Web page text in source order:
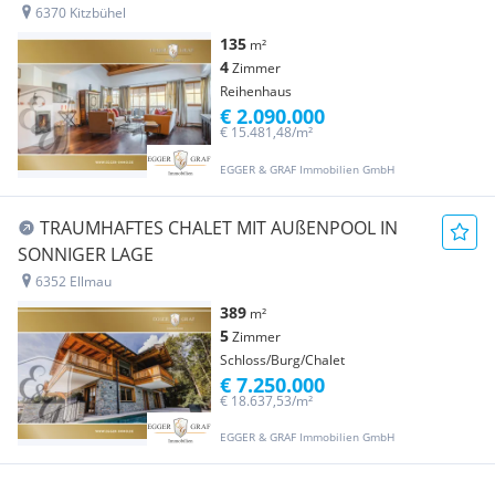
6370 Kitzbühel
135 m²
4Zimmer
Reihenhaus
EGGER & GRAF Immobilien GmbH
€ 15.481,48/m²
€ 2.090.000
TRAUMHAFTES CHALET MIT AUßENPOOL IN
SONNIGER LAGE
6352 Ellmau
389 m²
5Zimmer
Schloss/Burg/Chalet
EGGER & GRAF Immobilien GmbH
€ 18.637,53/m²
€ 7.250.000